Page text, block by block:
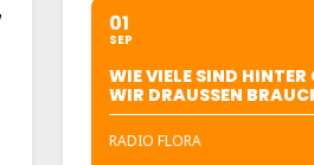
01
SEP
WIE VIELE SIND
WIR DRAUSSEN
RADIO FLORA